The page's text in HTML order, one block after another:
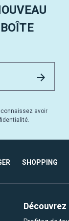
avoir
SHOPPING
Découvrez